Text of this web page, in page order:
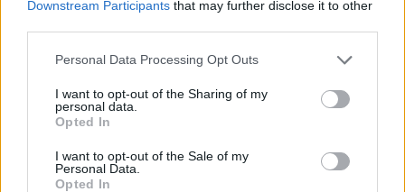
Downstream Participants that may further disclose it to other
Personal Data Processing Opt Outs
I want to opt-out of the Sharing of my
personal data.
Opted In
I want to opt-out of the Sale of my
Personal Data.
Opted In
Απόψεις
Πολιτιστική στασιμότητα powered by AI:
Tο μέλλον μοιάζει ήδη βαρετό
20.05.26